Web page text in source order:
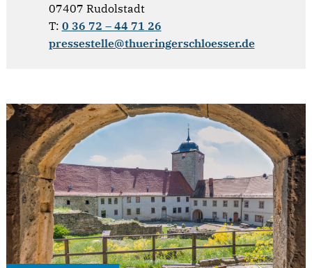
07407 Rudolstadt
T: 0 36 72 – 44 71 26
pressestelle@thueringerschloesser.de